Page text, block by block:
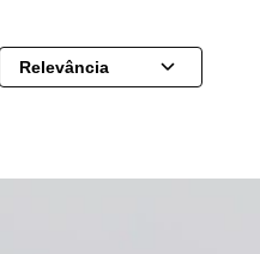
Relevância